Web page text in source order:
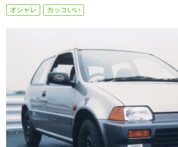
オシャレ カッコいい